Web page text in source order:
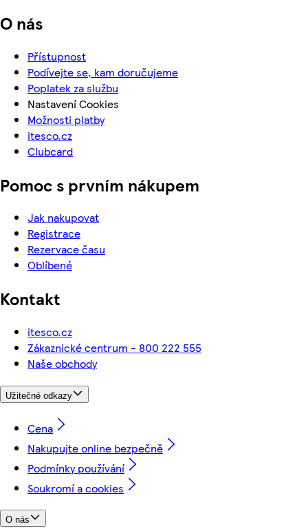
O nás
Přístupnost
Podívejte se, kam doručujeme
Poplatek za službu
Nastavení Cookies
Možnosti platby
itesco.cz
Clubcard
Pomoc s prvním nákupem
Jak nakupovat
Registrace
Rezervace času
Oblíbené
Kontakt
itesco.cz
Zákaznické centrum - 800 222 555
Naše obchody
Užitečné odkazy
Cena
Nakupujte online bezpečně
Podmínky používání
Soukromí a cookies
O nás